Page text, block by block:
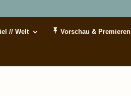
// Welt Vorschau & Premieren